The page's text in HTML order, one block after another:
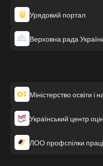
Урядовий портал
Верховна рада
Міністерство освіти і
Український центр
ЛОО профспілки